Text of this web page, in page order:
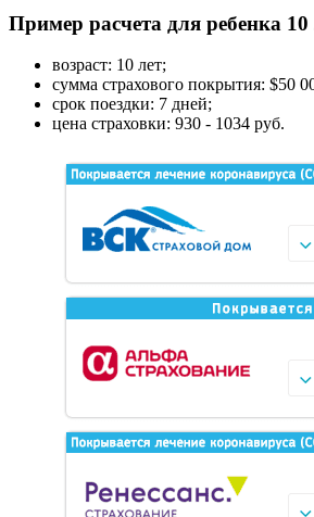
Пример расчета для ребенка 10
возраст: 10 лет;
сумма страхового покрытия: $50
срок поездки: 7 дней;
цена страховки: 930 - 1034 руб.